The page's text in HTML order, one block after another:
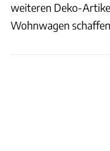
weiteren Deko-
Wohnwagen